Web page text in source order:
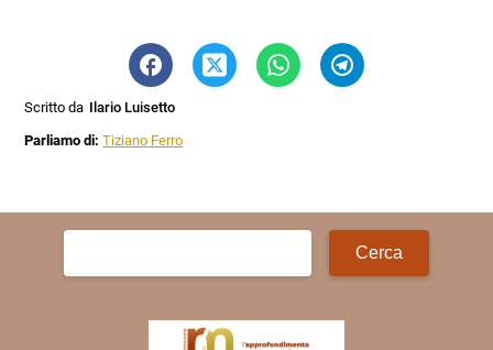
Scritto da Ilario Luisetto
Parliamo di:Tiziano Ferro